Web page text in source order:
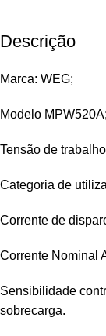
Descrição
Marca: WEG;
Modelo MPW520A;
Tensão de
Categoria de
Corrente de
Corrente Nominal
Sensibilidade
sobrecarga.